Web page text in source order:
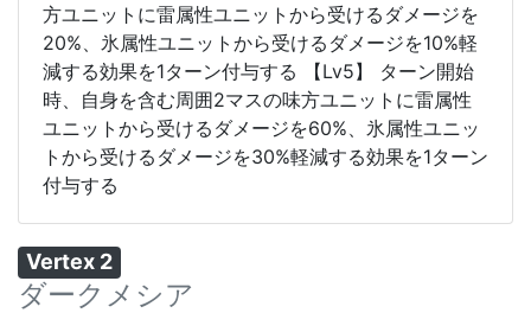
方ユニットに雷属性ユニットから受けるダメージを
20%、氷属性ユニットから受けるダメージを10%軽
減する効果を1ターン付与する 【Lv5】 ターン開始
時、自身を含む周囲2マスの味方ユニットに雷属性
ユニットから受けるダメージを60%、氷属性ユニッ
トから受けるダメージを30%軽減する効果を1ターン
付与する
Vertex 2
ダークメシア